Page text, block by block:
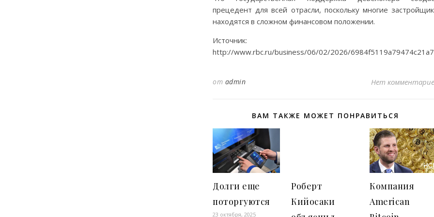
прецедент для всей отрасли, поскольку многие
находятся в сложном финансовом положении.
Источник:
http://www.rbc.ru/business/06/02/2026/
от admin Нет
ВАМ ТАКЖЕ МОЖЕТ ПОНРАВИТЬСЯ
Долги еще
поторгуются
23 октября, 2025
Роберт
Кийосаки
Компания
American